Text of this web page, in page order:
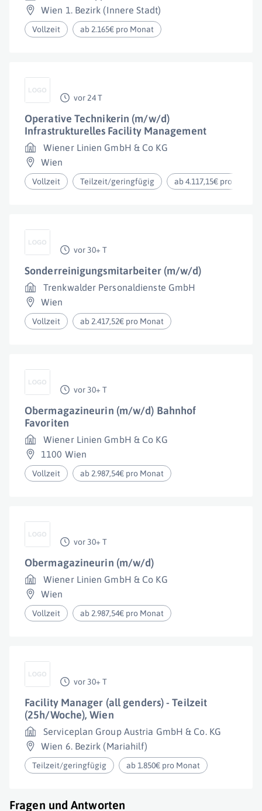
Wien 1. Bezirk (Innere Stadt)
Vollzeit ab 2.165€ pro Monat
vor 24 T
Operative Technikerin (m/w/d)
Infrastrukturelles Facility Management
Wiener Linien GmbH & Co KG
Wien
Vollzeit Teilzeit/geringfügig ab 4.117,15€ pro Monat
vor 30+ T
Sonderreinigungsmitarbeiter (m/w/d)
Trenkwalder Personaldienste GmbH
Wien
Vollzeit ab 2.417,52€ pro Monat
vor 30+ T
Obermagazineurin (m/w/d) Bahnhof
Favoriten
Wiener Linien GmbH & Co KG
1100 Wien
Vollzeit ab 2.987,54€ pro Monat
vor 30+ T
Obermagazineurin (m/w/d)
Wiener Linien GmbH & Co KG
Wien
Vollzeit ab 2.987,54€ pro Monat
vor 30+ T
Facility Manager (all genders) - Teilzeit
(25h/Woche), Wien
Serviceplan Group Austria GmbH & Co. KG
Wien 6. Bezirk (Mariahilf)
Teilzeit/geringfügig ab 1.850€ pro Monat
Fragen und Antworten